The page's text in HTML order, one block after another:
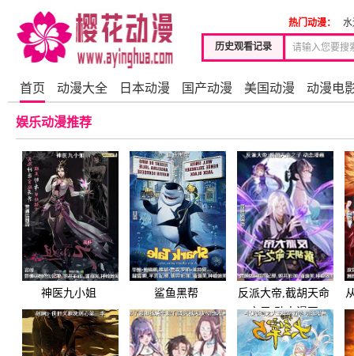
历史观看记录
热门动漫：
首页 动漫大全 日本动漫 国产动漫 美国动漫 动漫电
娱乐动漫推荐
神医九小姐 鲨鱼黑帮
反派大帝,截胡天命
之子 动态漫画